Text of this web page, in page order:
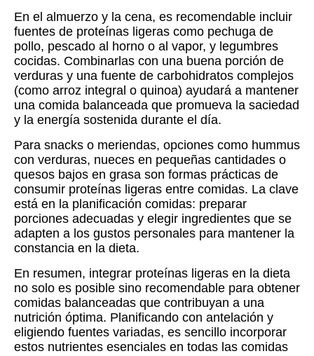
En el almuerzo y la cena, es recomendable incluir
fuentes de proteínas ligeras como pechuga de
pollo, pescado al horno o al vapor, y legumbres
cocidas. Combinarlas con una buena porción de
verduras y una fuente de carbohidratos complejos
(como arroz integral o quinoa) ayudará a mantener
una comida balanceada que promueva la saciedad
y la energía sostenida durante el día.
Para snacks o meriendas, opciones como hummus
con verduras, nueces en pequeñas cantidades o
quesos bajos en grasa son formas prácticas de
consumir proteínas ligeras entre comidas. La clave
está en la planificación comidas: preparar
porciones adecuadas y elegir ingredientes que se
adapten a los gustos personales para mantener la
constancia en la dieta.
En resumen, integrar proteínas ligeras en la dieta
no solo es posible sino recomendable para obtener
comidas balanceadas que contribuyan a una
nutrición óptima. Planificando con antelación y
eligiendo fuentes variadas, es sencillo incorporar
estos nutrientes esenciales en todas las comidas